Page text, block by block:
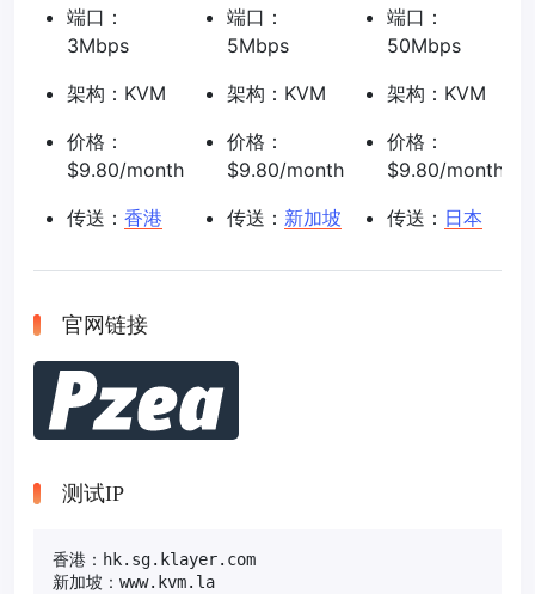
端口：
3Mbps
架构：KVM
价格：
$9.80/month
传送： 香港
端口：
5Mbps
架构：KVM
价格：
$9.80/month
传送： 新加坡
端口：
50Mbps
架构：KVM
价格：
$9.80/month
传送： 日本
官网链接
测试IP
香港：hk.sg.klayer.com
新加坡：www.kvm.la